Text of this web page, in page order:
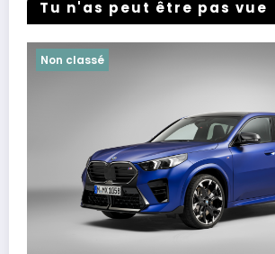
Tu n'as peut être pas vue
Non classé